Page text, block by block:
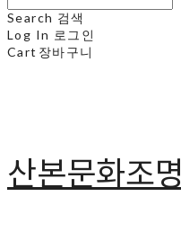
Search 검색
Log In 로그인
Cart 장바구니
산본문화조명